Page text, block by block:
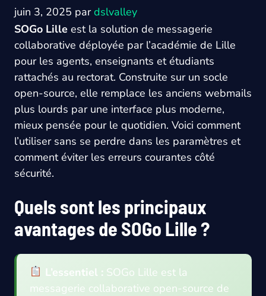
juin 3, 2025 pardslvalley
SOGo Lille est la solution de messagerie
collaborative déployée par l’académie de Lille
pour les agents, enseignants et étudiants
rattachés au rectorat. Construite sur un socle
open-source, elle remplace les anciens webmails
plus lourds par une interface plus moderne,
mieux pensée pour le quotidien. Voici comment
l’utiliser sans se perdre dans les paramètres et
comment éviter les erreurs courantes côté
sécurité.
Quels sont les principaux
avantages de SOGo Lille ?
L’essentiel : SOGo Lille est la
messagerie collaborative open-source de